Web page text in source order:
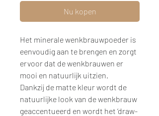
Nu kopen
Het minerale wenkbrauwpoeder is
eenvoudig aan te brengen en zorgt
ervoor dat de wenkbrauwen er
mooi en natuurlijk uitzien.
Dankzij de matte kleur wordt de
natuurlijke look van de wenkbrauw
geaccentueerd en wordt het ‘draw-